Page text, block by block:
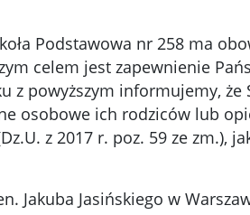
Podstawowa nr 258 ma
celem jest zapewnienie
powyższym informujemy, że
osobowe ich rodziców lub
z 2017 r. poz. 59 ze zm.),
Jakuba Jasińskiego w